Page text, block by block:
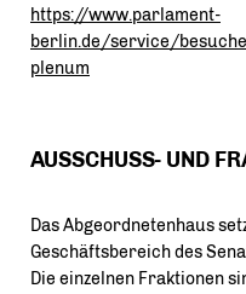
https://www.parlament-
berlin.de/service/
plenum
AUSSCHUSS- UND
Das Abgeordnetenhaus
Geschäftsbereich des
Die einzelnen Fraktionen